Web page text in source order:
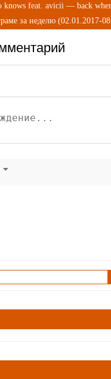
knows feat. avicii — back
за неделю (02.01.2017-